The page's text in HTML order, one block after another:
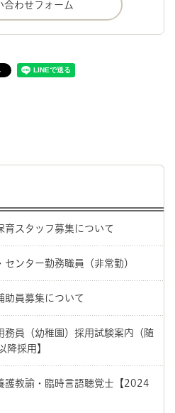
育スタッフ募集について
ンター勤務職員（非常勤）
助員募集について
務員（幼稚園）採用試験案内（随
降採用】
護教諭・臨時言語聴覚士【2024